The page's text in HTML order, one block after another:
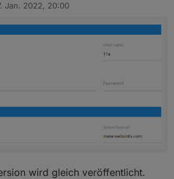
Jan. 2022, 20:00
von
wird gleich veröffentlicht.